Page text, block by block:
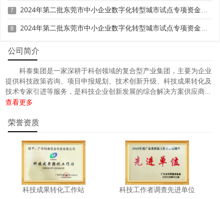
(十三)有以下情形之一的不得进行申报或通过形式审
查：
1.项目牵头单位有3项以上(含3项)市级科技计划项目在
研的。(高校和医疗机构等申报主体除外)
2.截止申报期结束，项目牵头单位存在市级科技计划项
目逾期未申请验收或两年内有被动终止结题的情况。
3.项目负责人有2项以上(含2项)市级科技计划项目在研
的。
4.同一项目通过变换课题名称等方式进行多头申报的。
5.重复申报，项目主要内容已由该单位单独或联合其它
单位申报并已获得财政专项资金资助的。
7 2024年第二批东莞市中小企业数字化转型城市试点专项资金两化融合管理体系贯标项目资助计划
8 2024年第二批东莞市中小企业数字化转型城市试点专项资金两化融合管理体系贯标项目拟资助企业名单的公示
公司简介
科泰集团是一家深耕于科创领域的复合型产业集团，主要为企业
提供科技政策咨询、项目申报规划、技术创新升级、科技成果转化及
技术专家引进等服务，是科技企业创新发展的综合解决方案供应商...
查看更多
荣誉资质
科技成果转化工作站 科技工作者调查先进单位